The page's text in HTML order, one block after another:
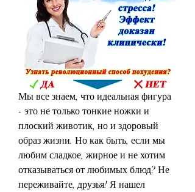
Мы все знаем, что идеальная фигура
- это не только тонкие ножки и
плоский животик, но и здоровый
образ жизни. Но как быть, если мы
любим сладкое, жирное и не хотим
отказываться от любимых блюд? Не
переживайте, друзья! Я нашел